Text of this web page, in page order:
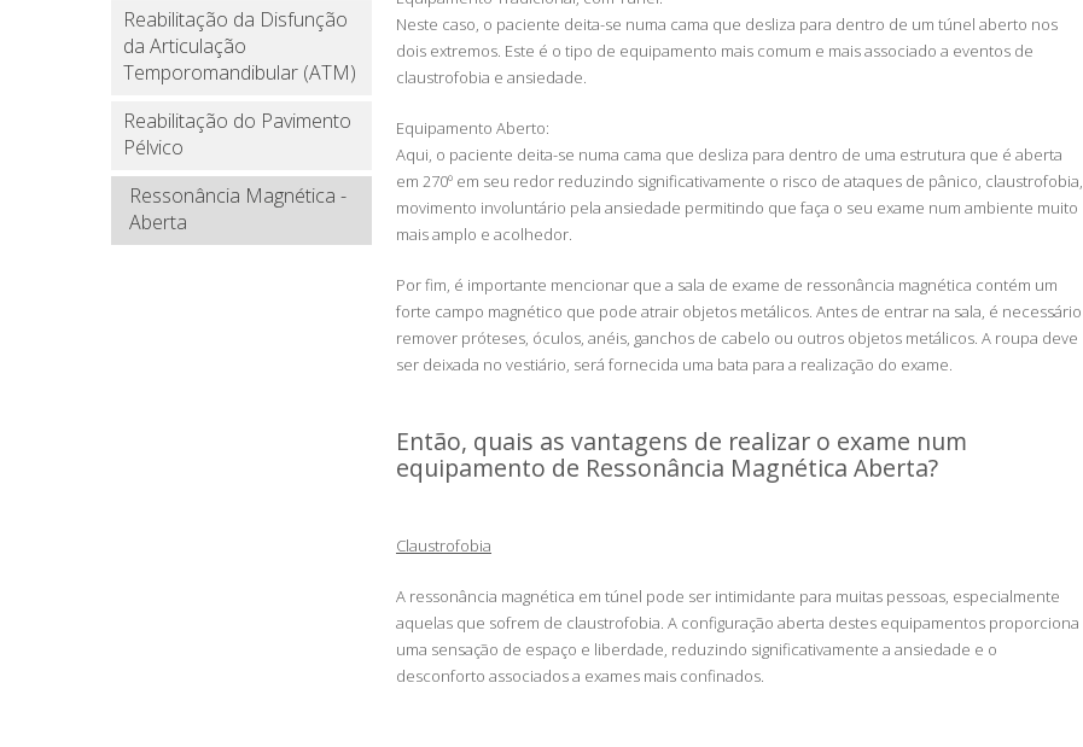
Reabilitação da Disfunção
da Articulação
Temporomandibular (ATM)
Reabilitação do Pavimento
Pélvico
Ressonância Magnética -
Aberta
Neste caso, o paciente deita-se numa cama que desliza para dentro de um túnel aberto nos
dois extremos. Este é o tipo de equipamento mais comum e mais associado a eventos de
claustrofobia e ansiedade.
Equipamento Aberto:
Aqui, o paciente deita-se numa cama que desliza para dentro de uma estrutura que é aberta
em 270º em seu redor reduzindo significativamente o risco de ataques de pânico, claustrofobia,
movimento involuntário pela ansiedade permitindo que faça o seu exame num ambiente muito
mais amplo e acolhedor.
Por fim, é importante mencionar que a sala de exame de ressonância magnética contém um
forte campo magnético que pode atrair objetos metálicos. Antes de entrar na sala, é necessário
remover próteses, óculos, anéis, ganchos de cabelo ou outros objetos metálicos. A roupa deve
ser deixada no vestiário, será fornecida uma bata para a realização do exame.
Então, quais as vantagens de realizar o exame num
equipamento de Ressonância Magnética Aberta?
Claustrofobia
A ressonância magnética em túnel pode ser intimidante para muitas pessoas, especialmente
aquelas que sofrem de claustrofobia. A configuração aberta destes equipamentos proporciona
uma sensação de espaço e liberdade, reduzindo significativamente a ansiedade e o
desconforto associados a exames mais confinados.